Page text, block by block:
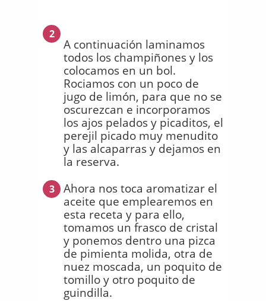
2
A continuación laminamos
todos los champiñones y los
colocamos en un bol.
Rociamos con un poco de
jugo de limón, para que no se
oscurezcan e incorporamos
los ajos pelados y picaditos, el
perejil picado muy menudito
y las alcaparras y dejamos en
la reserva.
3
Ahora nos toca aromatizar el
aceite que emplearemos en
esta receta y para ello,
tomamos un frasco de cristal
y ponemos dentro una pizca
de pimienta molida, otra de
nuez moscada, un poquito de
tomillo y otro poquito de
guindilla.